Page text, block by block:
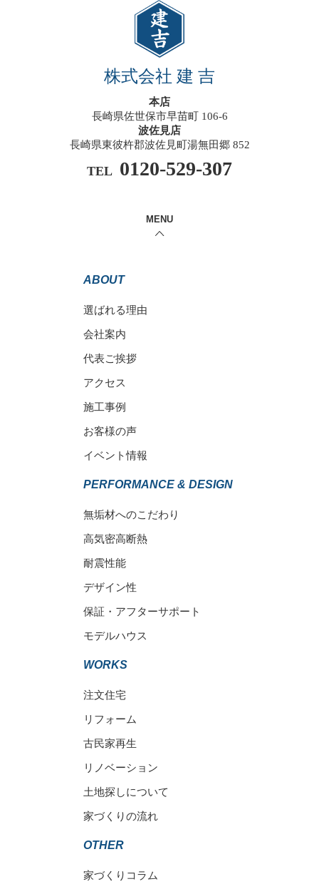
株式会社 建 吉
本店
長崎県佐世保市早苗町 106-6
波佐見店
長崎県東彼杵郡波佐見町湯無田郷 852
TEL 0120-529-307
MENU
ABOUT
選ばれる理由
会社案内
代表ご挨拶
アクセス
施工事例
お客様の声
イベント情報
PERFORMANCE & DESIGN
無垢材へのこだわり
高気密高断熱
耐震性能
デザイン性
保証・アフターサポート
モデルハウス
WORKS
注文住宅
リフォーム
古民家再生
リノベーション
土地探しについて
家づくりの流れ
OTHER
家づくりコラム